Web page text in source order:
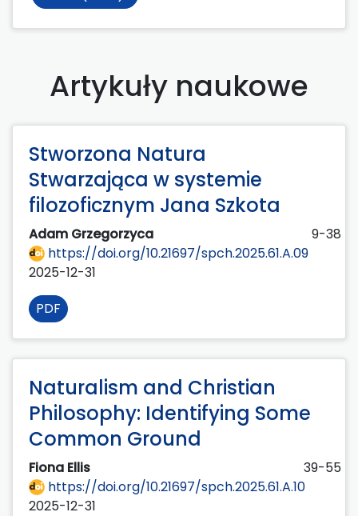
Artykuły naukowe
Stworzona Natura
Stwarzająca w systemie
filozoficznym Jana Szkota
Adam Grzegorzyca
9-38
https://doi.org/10.21697/spch.2025.61.A.09
2025-12-31
PDF
Naturalism and Christian
Philosophy: Identifying Some
Common Ground
Fiona Ellis
39-55
https://doi.org/10.21697/spch.2025.61.A.10
2025-12-31